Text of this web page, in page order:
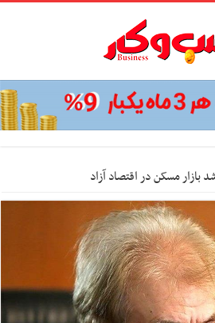
بازار مسکن در اقتصاد آزاد